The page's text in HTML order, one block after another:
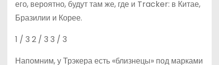
его, вероятно, будут там же, где и Tracker: в Китае,
Бразилии и Корее.
1 / 3 2 / 3 3 / 3
Напомним, у Трэкера есть «близнецы» под марками